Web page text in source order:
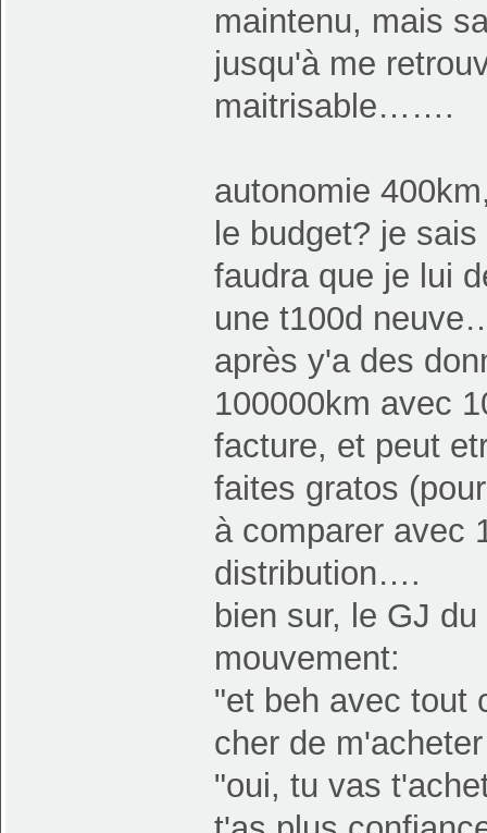
maintenu, mais
jusqu'à me
maitrisable…….
autonomie
le budget? je
faudra que je lui
une t100d
après y'a des
100000km avec
facture, et peut
faites gratos
à comparer avec
distribution….
bien sur, le GJ
mouvement:
"et beh avec tout
cher de
"oui, tu vas